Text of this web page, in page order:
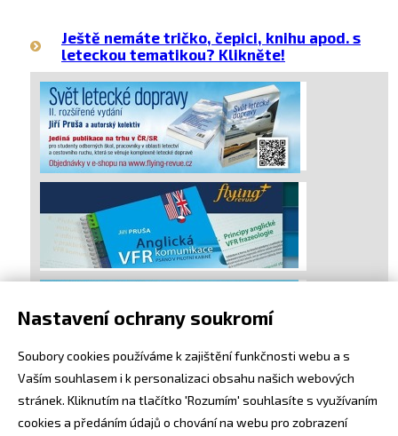
Ještě nemáte tričko, čepici, knihu apod. s
leteckou tematikou? Klikněte!
Nastavení ochrany soukromí
Soubory cookies používáme k zajištění funkčnosti webu a s
Vaším souhlasem i k personalizaci obsahu našich webových
stránek. Kliknutím na tlačítko 'Rozumím' souhlasíte s využívaním
cookies a předáním údajů o chování na webu pro zobrazení